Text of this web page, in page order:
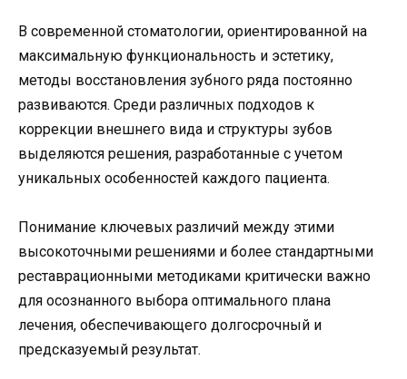
В современной стоматологии, ориентированной на
максимальную функциональность и эстетику,
методы восстановления зубного ряда постоянно
развиваются. Среди различных подходов к
коррекции внешнего вида и структуры зубов
выделяются решения, разработанные с учетом
уникальных особенностей каждого пациента.
Понимание ключевых различий между этими
высокоточными решениями и более стандартными
реставрационными методиками критически важно
для осознанного выбора оптимального плана
лечения, обеспечивающего долгосрочный и
предсказуемый результат.